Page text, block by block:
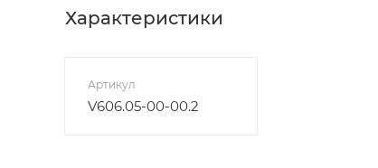
Характеристики
Артикул
V606.05-00-00.2